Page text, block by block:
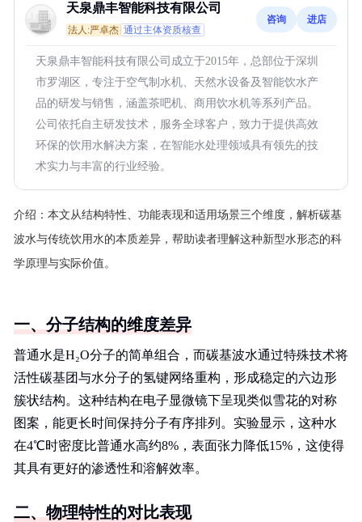
天泉鼎丰智能科技有限公司
法人:严卓杰 通过主体资质核查
咨询 进店
天泉鼎丰智能科技有限公司成立于2015年，总部位于深圳
市罗湖区，专注于空气制水机、天然水设备及智能饮水产
品的研发与销售，涵盖茶吧机、商用饮水机等系列产品。
公司依托自主研发技术，服务全球客户，致力于提供高效
环保的饮用水解决方案，在智能水处理领域具有领先的技
术实力与丰富的行业经验。
介绍： 本文从结构特性、功能表现和适用场景三个维度，解析碳基
波水与传统饮用水的本质差异，帮助读者理解这种新型水形态的科
学原理与实际价值。
一、分子结构的维度差异
普通水是H₂O分子的简单组合，而碳基波水通过特殊技术将
活性碳基团与水分子的氢键网络重构，形成稳定的六边形
簇状结构。这种结构在电子显微镜下呈现类似雪花的对称
图案，能更长时间保持分子有序排列。实验显示，这种水
在4℃时密度比普通水高约8%，表面张力降低15%，这使得
其具有更好的渗透性和溶解效率。
二、物理特性的对比表现